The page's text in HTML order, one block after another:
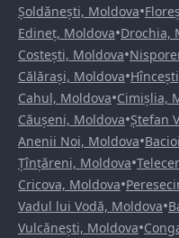
Șoldănești, Moldova•
Edineț, Moldova•Drochia,
Costești, Moldova•
Călărași, Moldova•
Cahul, Moldova•Cimișlia,
Căușeni, Moldova•Ștefan
Anenii Noi, Moldova•
Țînțăreni, Moldova•
Cricova, Moldova•
Vadul lui Vodă, Moldova•
Vulcănești, Moldova•